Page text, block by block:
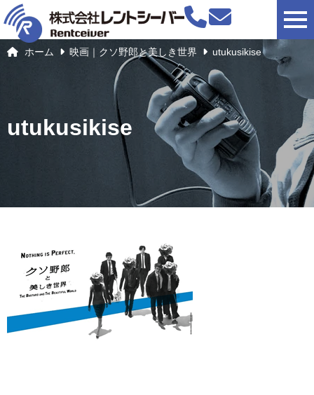
ホーム 映画｜クソ野郎と美しき世界 utukusikise
utukusikise